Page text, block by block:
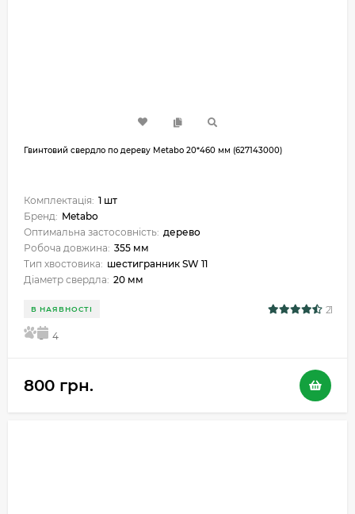
Гвинтовий свердло по дереву Metabo 20*460 мм (627143000)
Комплектація: 1 шт
Бренд: Metabo
Оптимальна застосовність: дерево
Робоча довжина: 355 мм
Тип хвостовика: шестигранник SW 11
Діаметр свердла: 20 мм
В НАЯВНОСТІ 21
5 4
800 грн.